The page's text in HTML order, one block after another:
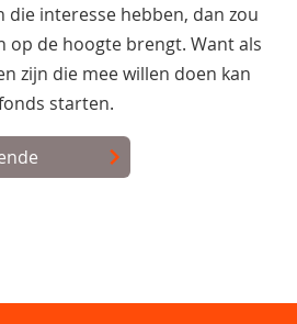
die interesse hebben, dan zou
op de hoogte brengt. Want als
zijn die mee willen doen kan
starten.